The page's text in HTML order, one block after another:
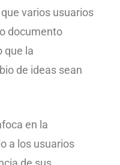
varios usuarios
documento
que la
de ideas sean
en la
a los usuarios